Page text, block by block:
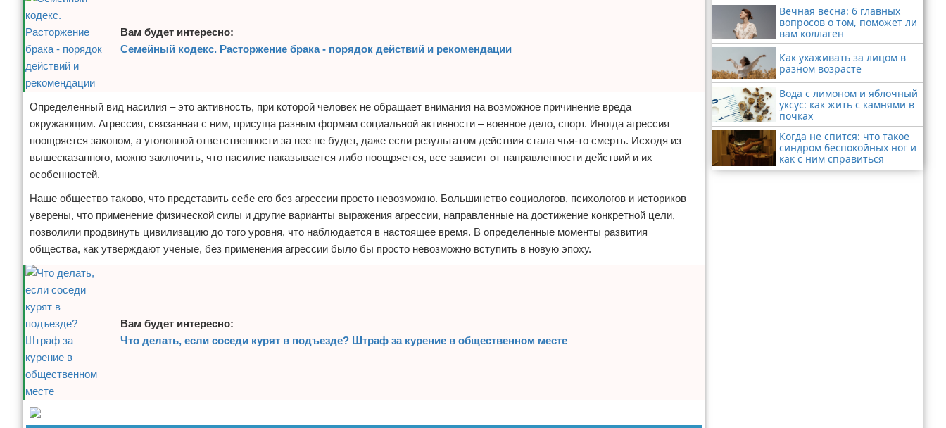
Вам будет интересно:
Семейный кодекс. Расторжение брака - порядок действий и рекомендации
Определенный вид насилия – это активность, при которой человек не обращает внимания на возможное причинение вреда
окружающим. Агрессия, связанная с ним, присуща разным формам социальной активности – военное дело, спорт. Иногда агрессия
поощряется законом, а уголовной ответственности за нее не будет, даже если результатом действия стала чья-то смерть. Исходя из
вышесказанного, можно заключить, что насилие наказывается либо поощряется, все зависит от направленности действий и их
особенностей.
Наше общество таково, что представить себе его без агрессии просто невозможно. Большинство социологов, психологов и историков
уверены, что применение физической силы и другие варианты выражения агрессии, направленные на достижение конкретной цели,
позволили продвинуть цивилизацию до того уровня, что наблюдается в настоящее время. В определенные моменты развития
общества, как утверждают ученые, без применения агрессии было бы просто невозможно вступить в новую эпоху.
Вам будет интересно:
Что делать, если соседи курят в подъезде? Штраф за курение в общественном месте
Вечная весна: 6 главных
вопросов о том, поможет ли
вам коллаген
Как ухаживать за лицом в
разном возрасте
Вода с лимоном и яблочный
уксус: как жить с камнями в
почках
Когда не спится: что такое
синдром беспокойных ног и
как с ним справиться